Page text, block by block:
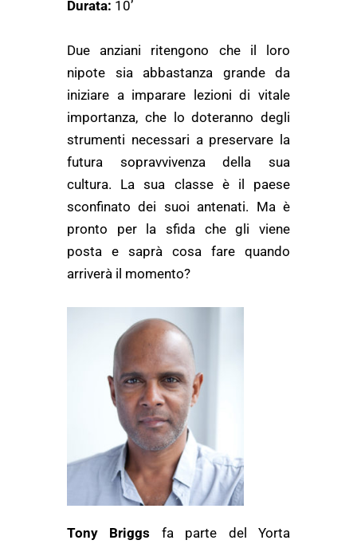
Durata: 10’
Due anziani ritengono che il loro
nipote sia abbastanza grande da
iniziare a imparare lezioni di vitale
importanza, che lo doteranno degli
strumenti necessari a preservare la
futura sopravvivenza della sua
cultura. La sua classe è il paese
sconfinato dei suoi antenati. Ma è
pronto per la sfida che gli viene
posta e saprà cosa fare quando
arriverà il momento?
Tony Briggs fa parte del Yorta